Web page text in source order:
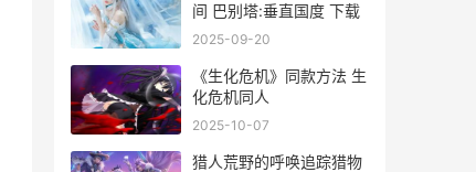
间 巴别塔:垂直国度 下载
2025-09-20
《生化危机》同款方法 生
化危机同人
2025-10-07
猎人荒野的呼唤追踪猎物